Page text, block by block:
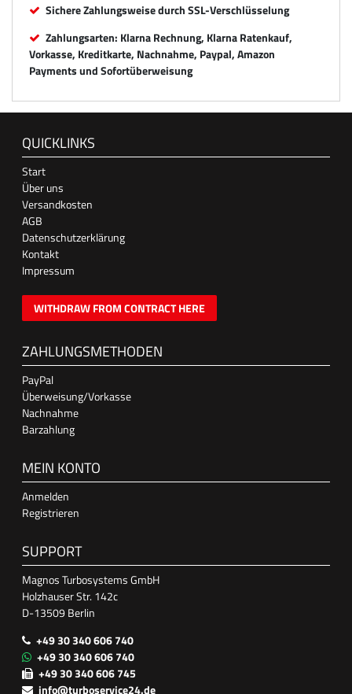
Sichere Zahlungsweise durch SSL-Verschlüsselung
Zahlungsarten: Klarna Rechnung, Klarna Ratenkauf,
Vorkasse, Kreditkarte, Nachnahme, Paypal, Amazon
Payments und Sofortüberweisung
QUICKLINKS
Start
Über uns
Versandkosten
AGB
Datenschutzerklärung
Kontakt
Impressum
WITHDRAW FROM CONTRACT HERE
ZAHLUNGSMETHODEN
PayPal
Überweisung/Vorkasse
Nachnahme
Barzahlung
MEIN KONTO
Anmelden
Registrieren
SUPPORT
Magnos Turbosystems GmbH
Holzhauser Str. 142c
D-13509 Berlin
+49 30 340 606 740
+49 30 340 606 740
+49 30 340 606 745
info@turboservice24.de